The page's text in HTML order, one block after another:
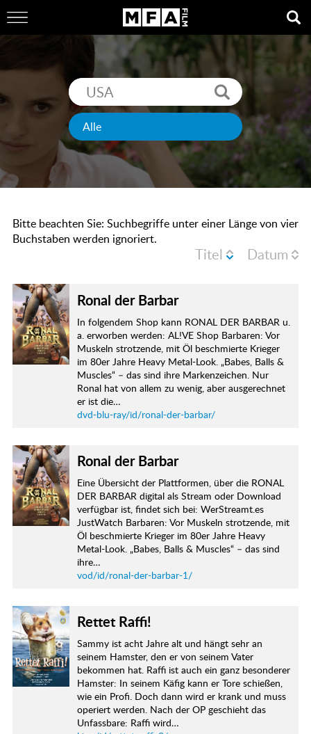
Bitte beachten Sie: Suchbegriffe unter einer Länge von vier
Buchstaben werden ignoriert.
Titel Datum
Ronal der Barbar
In folgendem Shop kann RONAL DER BARBAR u.
a. erworben werden: AL!VE Shop Barbaren: Vor
Muskeln strotzende, mit Öl beschmierte Krieger
im 80er Jahre Heavy Metal-Look. „Babes, Balls &
Muscles“ – das sind ihre Markenzeichen. Nur
Ronal hat von allem zu wenig, aber ausgerechnet
er ist die…
dvd-blu-ray/id/ronal-der-barbar/
Ronal der Barbar
Eine Übersicht der Plattformen, über die RONAL
DER BARBAR digital als Stream oder Download
verfügbar ist, findet sich bei: WerStreamt.es
JustWatch Barbaren: Vor Muskeln strotzende, mit
Öl beschmierte Krieger im 80er Jahre Heavy
Metal-Look. „Babes, Balls & Muscles“ – das sind
ihre…
vod/id/ronal-der-barbar-1/
Rettet Raffi!
Sammy ist acht Jahre alt und hängt sehr an
seinem Hamster, den er von seinem Vater
bekommen hat. Raffi ist auch ein ganz besonderer
Hamster: In seinem Käfig kann er Tore schießen,
wie ein Profi. Doch dann wird er krank und muss
operiert werden. Nach der OP geschieht das
Unfassbare: Raffi wird…